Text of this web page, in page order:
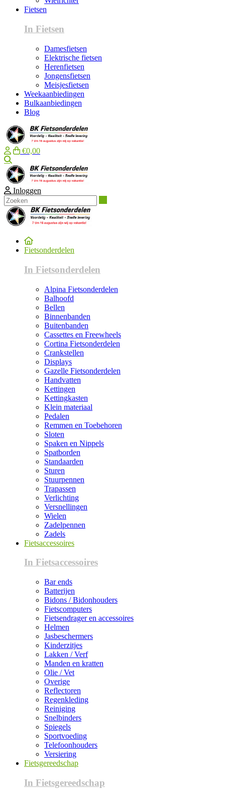
Fietsen
In Fietsen
Damesfietsen
Elektrische fietsen
Herenfietsen
Jongensfietsen
Meisjesfietsen
Weekaanbiedingen
Bulkaanbiedingen
Blog
€0,00
Inloggen
Fietsonderdelen
In Fietsonderdelen
Alpina Fietsonderdelen
Balhoofd
Bellen
Binnenbanden
Buitenbanden
Cassettes en Freewheels
Cortina Fietsonderdelen
Crankstellen
Displays
Gazelle Fietsonderdelen
Handvatten
Kettingen
Kettingkasten
Klein materiaal
Pedalen
Remmen en Toebehoren
Sloten
Spaken en Nippels
Spatborden
Standaarden
Sturen
Stuurpennen
Trapassen
Verlichting
Versnellingen
Wielen
Zadelpennen
Zadels
Fietsaccessoires
In Fietsaccessoires
Bar ends
Batterijen
Bidons / Bidonhouders
Fietscomputers
Fietsendrager en accessoires
Helmen
Jasbeschermers
Kinderzitjes
Lakken / Verf
Manden en kratten
Olie / Vet
Overige
Reflectoren
Regenkleding
Reiniging
Snelbinders
Spiegels
Sportvoeding
Telefoonhouders
Versiering
Fietsgereedschap
In Fietsgereedschap